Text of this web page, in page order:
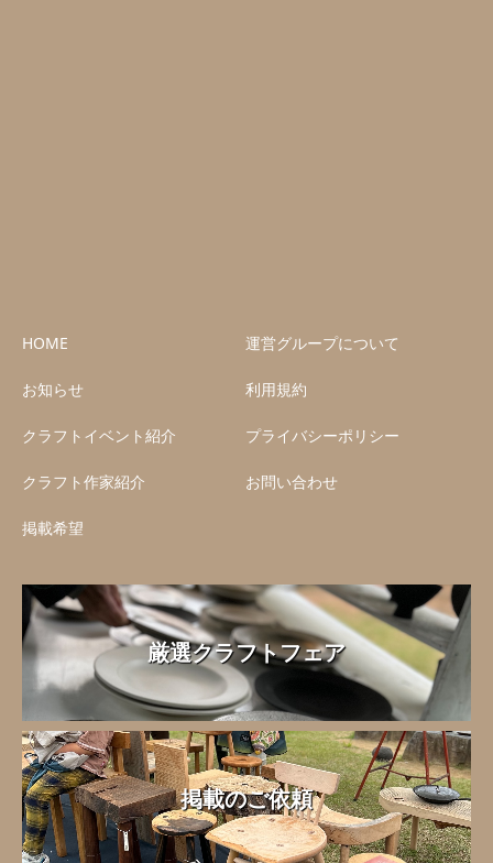
HOME
お知らせ
クラフトイベント紹介
クラフト作家紹介
掲載希望
運営グループについて
利用規約
プライバシーポリシー
お問い合わせ
厳選クラフトフェア
掲載のご依頼